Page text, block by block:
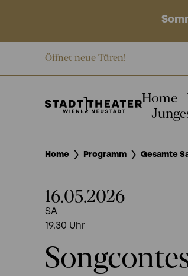
Öffnet neue Türen!
Home
Home Programm Gesamte
16.05.2026
SA
19.30 Uhr